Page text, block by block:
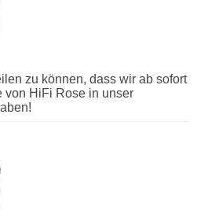
zu können, dass wir ab sofort
von HiFi Rose in unser